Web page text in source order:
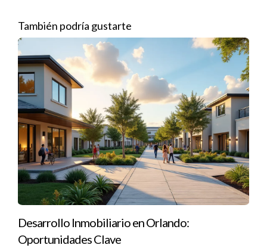
equipo, no solo aumentaron la producción, sino que también
mejoraron la satisfacción laboral. Este enfoque resultó en una
reducción del 15% en la rotación del personal.
No subestimes el poder de un equipo bien
capacitado. ¡Hablemos sobre cómo mejorar tu
personal!
Preguntas Frecuentes
¿Qué es Lean Manufacturing?
reducción de desperdicios y mejora continua en los procesos
productivos.
También podría gustarte
Desarrollo Inmobiliario en Orlando:
Oportunidades Clave